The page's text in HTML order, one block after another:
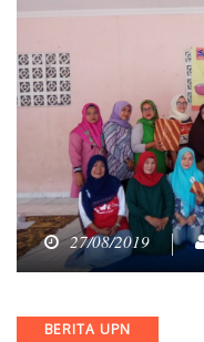
27/08/2019
Categories
BERITA UPN